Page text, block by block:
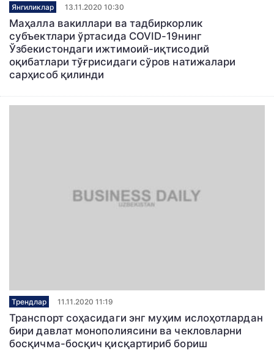
Янгиликлар 13.11.2020 10:30
Маҳалла вакиллари ва тадбиркорлик
субъектлари ўртасида COVID-19нинг
Ўзбекистондаги ижтимоий-иқтисодий
оқибатлари тўғрисидаги сўров натижалари
сарҳисоб қилинди
Трендлар 11.11.2020 11:19
Транспорт соҳасидаги энг муҳим ислоҳотлардан
бири давлат монополиясини ва чекловларни
босқичма-босқич қисқартириб бориш